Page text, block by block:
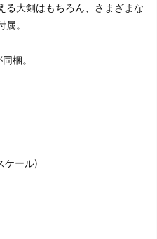
る大剣はもちろん、さまざまな
。
梱。
ケール)